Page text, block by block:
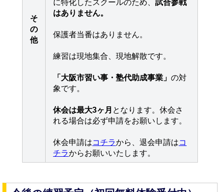
そ
の
他
に特化したスクールのため、 試合参戦
はありません。
保護者当番はありません。
練習は現地集合、現地解散です。
「大阪市習い事・塾代助成事業」 の対
象です。
休会は最大3ヶ月 となります。休会さ
れる場合は必ず申請をお願いします。
休会申請はコチラから、退会申請はコ
チラからお願いいたします。